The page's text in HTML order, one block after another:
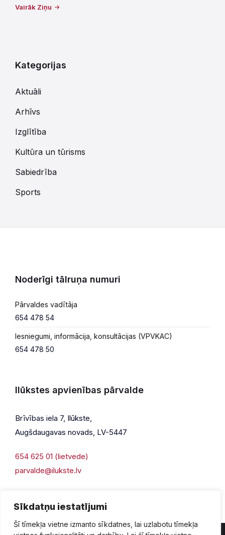
Sīkdatņu iestatījumi
Šī tīmekļa vietne izmanto sīkdatnes, lai uzlabotu tīmekļa
Vairāk Ziņu
Kategorijas
Aktuāli
Arhīvs
Izglītība
Kultūra un tūrisms
Sabiedrība
Sports
Noderīgi tālruņa numuri
Pārvaldes vadītāja
654 478 54
Iesniegumi, informācija, konsultācijas (VPVKAC)
654 478 50
Ilūkstes apvienības pārvalde
Brīvības iela 7, Ilūkste,
Augšdaugavas novads, LV-5447
654 625 01 (lietvede)
parvalde@ilukste.lv